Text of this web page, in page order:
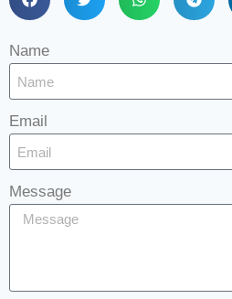
Name
Email
Message